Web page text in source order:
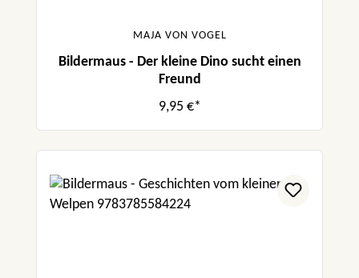
MAJA VON VOGEL
Bildermaus - Der kleine Dino sucht einen
Freund
9,95 €*